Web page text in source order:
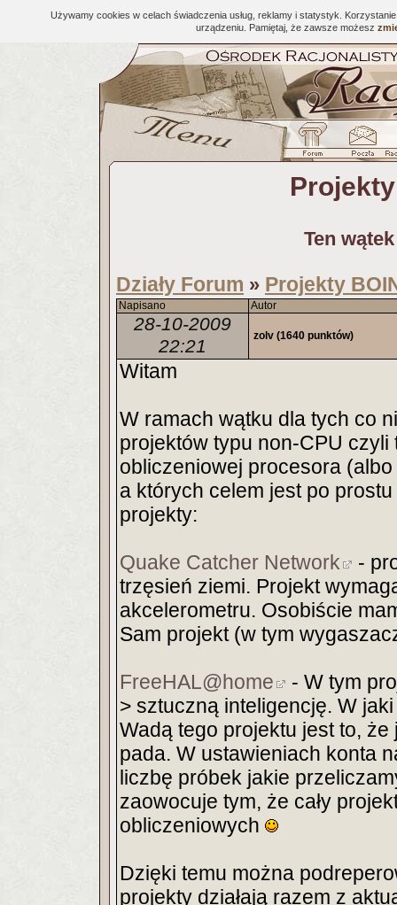
Używamy cookies w celach świadczenia usług, reklamy i statystyk.
urządzeniu. Pamiętaj, że zawsze możesz
Ten
Działy Forum » Projekty
Napisano Autor
28-10-2009
22:21
zolv (1640 punktów)
Witam
W ramach wątku dla tych co
projektów typu non-CPU
obliczeniowej procesora
a których celem jest po
projekty:
Quake Catcher Network
-
trzęsień ziemi. Projekt
akcelerometru. Osobiście
Sam projekt (w tym
FreeHAL@home
- W tym
> sztuczną inteligencję. W
Wadą tego projektu jest to,
pada. W ustawieniach konta
liczbę próbek jakie
zaowocuje tym, że cały
obliczeniowych
Dzięki temu można
projekty działają razem z